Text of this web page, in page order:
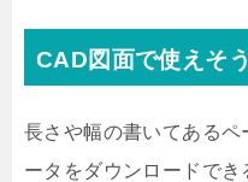
CAD図面で使えそ
長さや幅の書いてある
ータをダウンロードでき